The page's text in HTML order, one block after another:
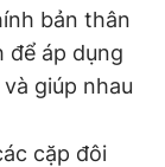
bản thân
để áp dụng
giúp nhau
cặp đôi